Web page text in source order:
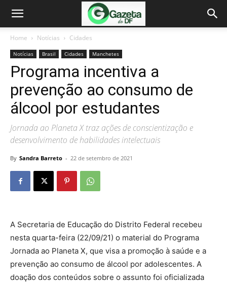
Home Notícias Cidades
Notícias Brasil Cidades Manchetes
Programa incentiva a
prevenção ao consumo de
álcool por estudantes
Jornada ao Planeta X traz ações de conscientização e
desenvolvimento de habilidades intelectuais
By Sandra Barreto - 22 de setembro de 2021
A Secretaria de Educação do Distrito Federal recebeu
nesta quarta-feira (22/09/21) o material do Programa
Jornada ao Planeta X, que visa a promoção à saúde e a
prevenção ao consumo de álcool por adolescentes. A
doação dos conteúdos sobre o assunto foi oficializada